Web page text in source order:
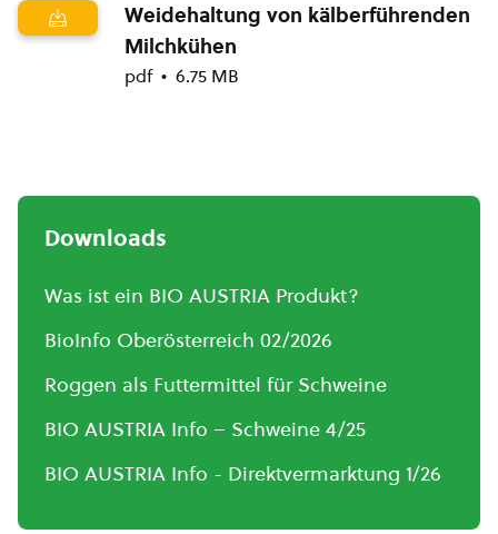
Weidehaltung von kälberführenden
Milchkühen
pdf 6.75 MB
Downloads
Was ist ein BIO AUSTRIA Produkt?
BioInfo Oberösterreich 02/2026
Roggen als Futtermittel für Schweine
BIO AUSTRIA Info – Schweine 4/25
BIO AUSTRIA Info - Direktvermarktung 1/26